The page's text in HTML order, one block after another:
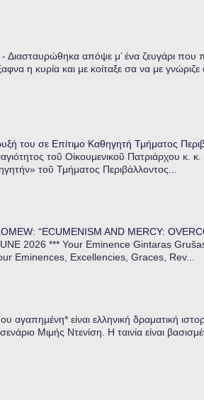
- Διασταυρώθηκα απόψε μ’ ένα ζευγάρι που
η κυρία και με κοίταξε σα να με γνώριζε
του σε Επίτιμο Καθηγητή Τμήματος
τοῦ Οἰκουμενικοῦ Πατριάρχου κ.
τοῦ Τμήματος Περιβάλλοντος...
“ECUMENISM AND MERCY:
2026 *** Your Eminence Gintaras
Eminences, Excellencies, Graces, Rev...
αγαπημένη* είναι ελληνική δραματική
Μιμής Ντενίση. Η ταινία είναι